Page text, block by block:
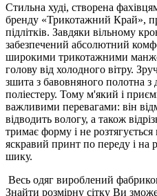
Стильна худі, створена
бренду «Трикотажний Край»,
підлітків. Завдяки вільному
забезпечений абсолютний
широкими трикотажними
голову від холодного вітру.
зшита з бавовняного полотна з
поліестеру. Тому м'який і
важливими перевагами: він
відводить вологу, а також
тримає форму і не
яскравий принт по переду і на
шику.
Весь одяг вироблений
Знайти розмірну сітку Ви